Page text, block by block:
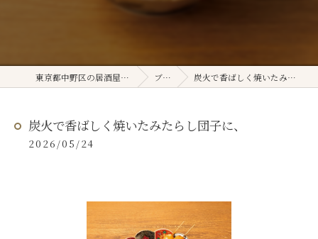
東京都中野区の居酒屋ならワラテル ブログ 炭火で香ばしく焼いたみたらし団子に、
炭火で香ばしく焼いたみたらし団子に、
2026/05/24